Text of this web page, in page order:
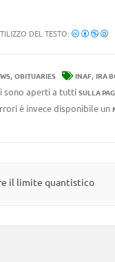
DEL TESTO:
, OBITUARIES INAF, IRA
sono aperti a tuttiSULLA
è invece disponibile un
il limite quantistico